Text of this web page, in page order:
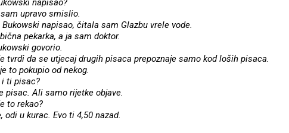
napisao?
upravo smislio.
Bukowski napisao, čitala sam Glazbu vrele vode.
pekarka, a ja sam doktor.
govorio.
tvrdi da se utjecaj drugih pisaca prepoznaje samo kod loših pisaca.
to pokupio od nekog.
ti pisac?
pisac. Ali samo rijetke objave.
to rekao?
odi u kurac. Evo ti 4,50 nazad.